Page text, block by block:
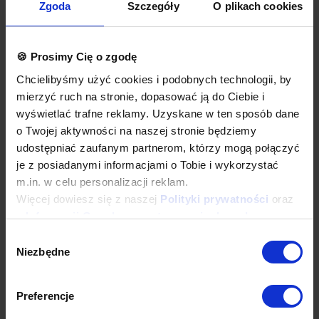
Zgoda Szczegóły O plikach cookies
🍪 Prosimy Cię o zgodę
Chcielibyśmy użyć cookies i podobnych technologii, by
mierzyć ruch na stronie, dopasować ją do Ciebie i
wyświetlać trafne reklamy. Uzyskane w ten sposób dane
o Twojej aktywności na naszej stronie będziemy
udostępniać zaufanym partnerom, którzy mogą połączyć
je z posiadanymi informacjami o Tobie i wykorzystać
m.in. w celu personalizacji reklam.
Więcej dowiesz się z naszej Polityki prywatności oraz
zInformacji Google o przetwarzaniu danych.
zgody
Niezbędne
Preferencje
więcej indywidualnych nieprzelotowych modułów.
Okapy wyposażone są w system otworów i zawiesi
umożliwiających montaż.
wyposażenie okapu.
Okap należy podłączyć do wentylatora lub instalacji
wentylacyjnej w budynku.
Opcje dodatkowe
łapacze tłuszczu wielokrotnego użytku, do mycia w każdej
zmywarce
oświetlenie
wykonanie w standardzie AISI 304
dodatkowa gwarancja
odpowiednich opcji przed dodaniem produktu do koszyka. W
przypadku niestandardowych wymagań dotyczących produktu
Najwyższa jakość wykonania